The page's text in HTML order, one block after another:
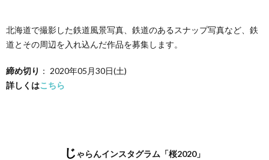
北海道で撮影した鉄道風景写真、鉄道のあるスナップ写真など、鉄
道とその周辺を入れ込んだ作品を募集します。
締め切り ： 2020年05月30日(土)
詳しくはこちら
じゃらんインスタグラム「桜2020」